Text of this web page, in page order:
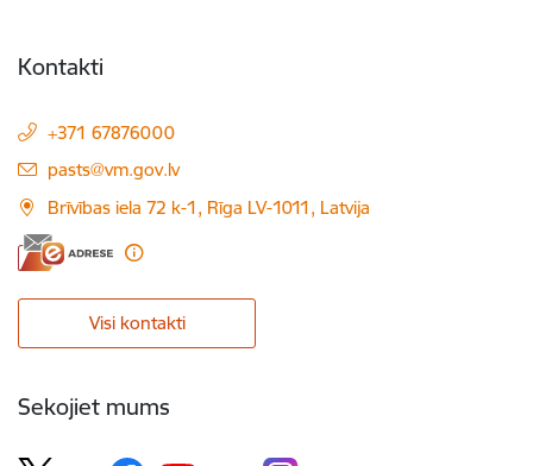
Kontakti
+371 67876000
E-pasts:
pasts@vm.gov.lv
Brīvības iela 72 k-1, Rīga LV-1011, Latvija
Visi kontakti
Sekojiet mums